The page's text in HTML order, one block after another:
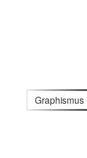
Graphismus